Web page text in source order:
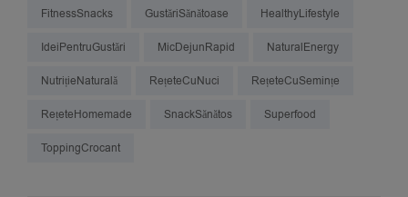
FitnessSnacks GustăriSănătoase HealthyLifestyle
IdeiPentruGustări MicDejunRapid NaturalEnergy
NutrițieNaturală RețeteCuNuci RețeteCuSemințe
RețeteHomemade SnackSănătos Superfood
ToppingCrocant